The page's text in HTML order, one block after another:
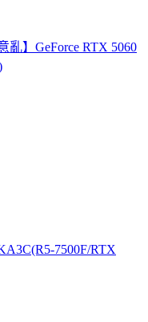
】GeForce RTX 5060
7500F/RTX